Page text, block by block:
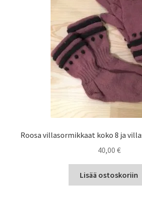
Roosa villasormikkaat koko 8 ja
40,00 €
Lisää ostoskoriin